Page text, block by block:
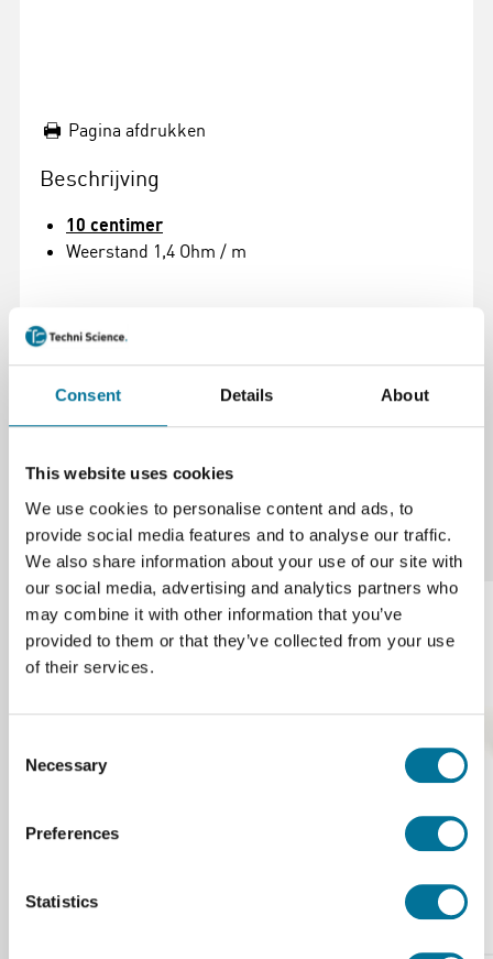
Consent Details About
This website uses cookies
We use cookies to personalise content and ads, to
provide social media features and to analyse our traffic.
We also share information about your use of our site with
our social media, advertising and analytics partners who
may combine it with other information that you’ve
provided to them or that they’ve collected from your use
of their services.
Selection
Necessary
Preferences
Statistics
Pagina afdrukken
Beschrijving
10 centimer
Weerstand 1,4 Ohm / m
Specificaties
Onze suggesties
IJzerdraad | 0,2 mm | 100 meter